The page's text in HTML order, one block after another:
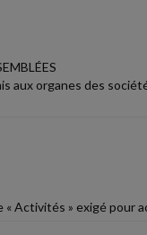
aux organes des
Activités » exigé pour